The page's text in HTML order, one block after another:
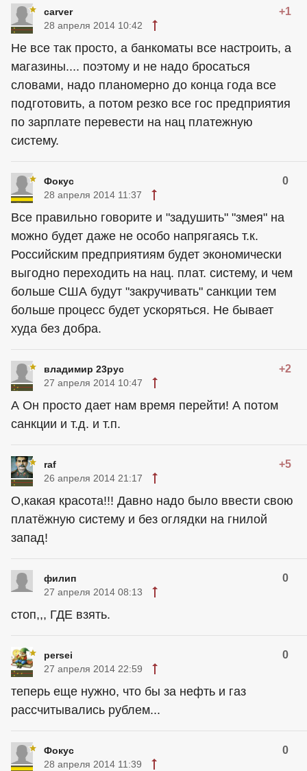
carver +1
28 апреля 2014 10:42
Не все так просто, а банкоматы все настроить, а
магазины.... поэтому и не надо бросаться
словами, надо планомерно до конца года все
подготовить, а потом резко все гос предприятия
по зарплате перевести на нац платежную
систему.
Фокус 0
28 апреля 2014 11:37
Все правильно говорите и "задушить" "змея" на
можно будет даже не особо напрягаясь т.к.
Российским предприятиям будет экономически
выгодно переходить на нац. плат. систему, и чем
больше США будут "закручивать" санкции тем
больше процесс будет ускоряться. Не бывает
худа без добра.
владимир 23рус +2
27 апреля 2014 10:47
А Он просто дает нам время перейти! А потом
санкции и т.д. и т.п.
raf +5
26 апреля 2014 21:17
О,какая красота!!! Давно надо было ввести свою
платёжную систему и без оглядки на гнилой
запад!
филип 0
27 апреля 2014 08:13
стоп,,, ГДЕ взять.
persei 0
27 апреля 2014 22:59
теперь еще нужно, что бы за нефть и газ
рассчитывались рублем...
Фокус 0
28 апреля 2014 11:39